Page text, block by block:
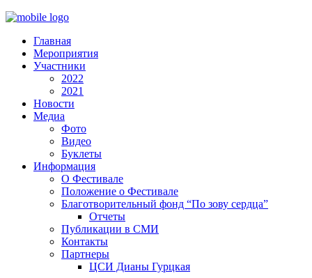
Главная
Мероприятия
Участники
2022
2021
Новости
Медиа
Фото
Видео
Буклеты
Информация
О Фестивале
Положение о Фестивале
Благотворительный фонд “По зову сердца”
Отчеты
Публикации в СМИ
Контакты
Партнеры
ЦСИ Дианы Гурцкая